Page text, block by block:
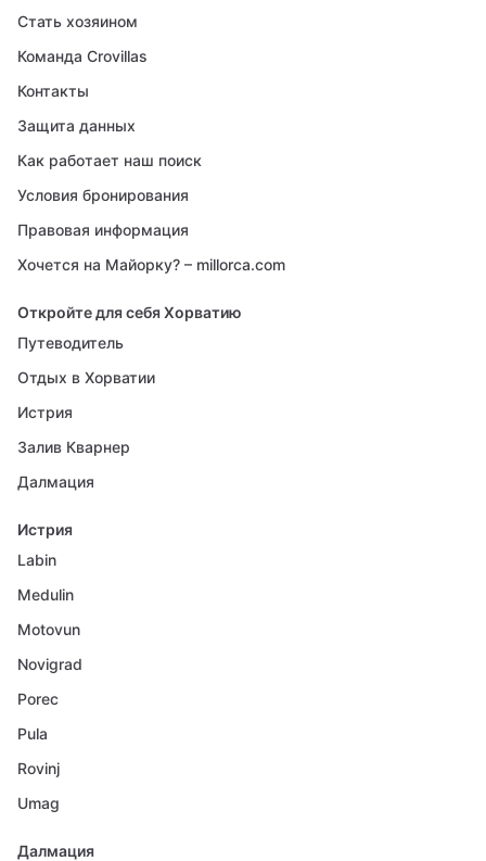
Стать хозяином
Команда Crovillas
Контакты
Защита данных
Как работает наш поиск
Условия бронирования
Правовая информация
Хочется на Майорку? – millorca.com
Откройте для себя Хорватию
Путеводитель
Отдых в Хорватии
Истрия
Залив Кварнер
Далмация
Истрия
Labin
Medulin
Motovun
Novigrad
Porec
Pula
Rovinj
Umag
Далмация